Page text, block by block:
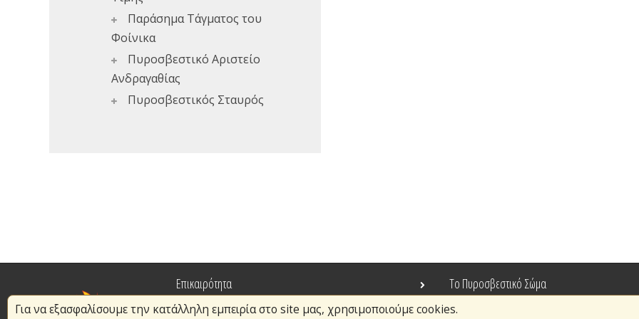
Παράσημα Τάγματος του
Φοίνικα
Πυροσβεστικό Αριστείο
Ανδραγαθίας
Πυροσβεστικός Σταυρός
Για να εξασφαλίσουμε την κατάλληλη εμπειρία στο site μας, χρησιμοποιούμε cookies.
Επικαιρότητα
Το Πυροσβεστικό Σώμα
Πυρασφάλεια
Τράπεζα Ιδεών